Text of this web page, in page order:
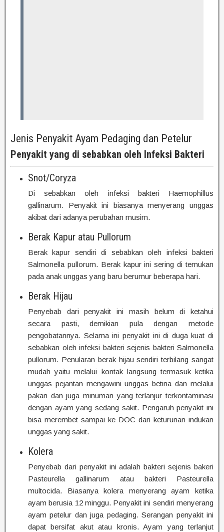
Jenis Penyakit Ayam Pedaging dan Petelur
Penyakit yang di sebabkan oleh Infeksi Bakteri
Snot/Coryza
Di sebabkan oleh infeksi bakteri Haemophillus
gallinarum. Penyakit ini biasanya menyerang unggas
akibat dari adanya perubahan musim.
Berak Kapur atau Pullorum
Berak kapur sendiri di sebabkan oleh infeksi bakteri
Salmonella pullorum. Berak kapur ini sering di temukan
pada anak unggas yang baru berumur beberapa hari.
Berak Hijau
Penyebab dari penyakit ini masih belum di ketahui
secara pasti, demikian pula dengan metode
pengobatannya. Selama ini penyakit ini di duga kuat di
sebabkan oleh infeksi bakteri sejenis bakteri Salmonella
pullorum. Penularan berak hijau sendiri terbilang sangat
mudah yaitu melalui kontak langsung termasuk ketika
unggas pejantan mengawini unggas betina dan melalui
pakan dan juga minuman yang terlanjur terkontaminasi
dengan ayam yang sedang sakit. Pengaruh penyakit ini
bisa merembet sampai ke DOC dari keturunan indukan
unggas yang sakit.
Kolera
Penyebab dari penyakit ini adalah bakteri sejenis bakeri
Pasteurella gallinarum atau bakteri Pasteurella
multocida. Biasanya kolera menyerang ayam ketika
ayam berusia 12 minggu. Penyakit ini sendiri menyerang
ayam petelur dan juga pedaging. Serangan penyakit ini
dapat bersifat akut atau kronis. Ayam yang terlanjut